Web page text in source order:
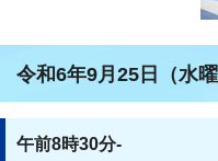
令和6年9月25日（水曜
午前8時30分-